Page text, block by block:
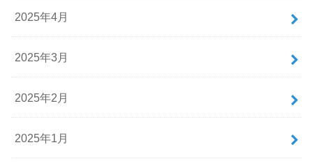
2025年4月
2025年3月
2025年2月
2025年1月